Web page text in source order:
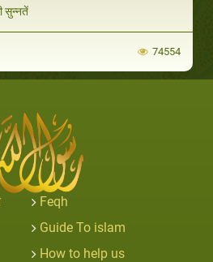
सुन्नतें
74554
Feqh
Guide To islam
How to help us